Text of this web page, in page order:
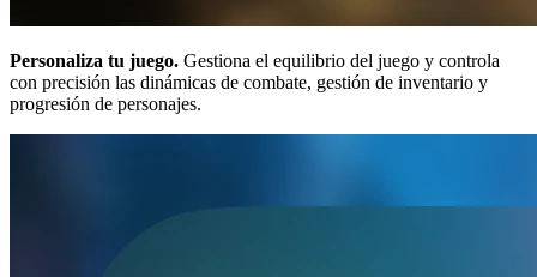
Personaliza tu juego. Gestiona el equilibrio del juego y controla
con precisión las dinámicas de combate, gestión de inventario y
progresión de personajes.